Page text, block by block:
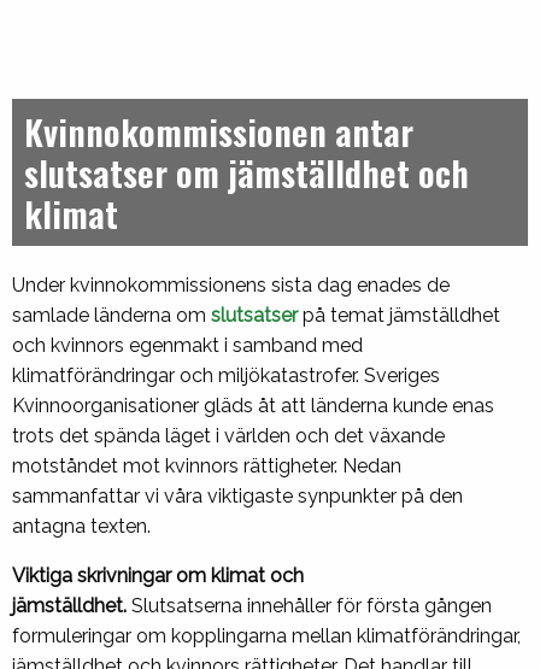
Kvinnokommissionen antar
slutsatser om jämställdhet och
klimat
Under kvinnokommissionens sista dag enades de
samlade länderna om slutsatserpå temat jämställdhet
och kvinnors egenmakt i samband med
klimatförändringar och miljökatastrofer. Sveriges
Kvinnoorganisationer gläds åt att länderna kunde enas
trots det spända läget i världen och det växande
motståndet mot kvinnors rättigheter. Nedan
sammanfattar vi våra viktigaste synpunkter på den
antagna texten.
Viktiga skrivningar om klimat och
jämställdhet. Slutsatserna innehåller för första gången
formuleringar om kopplingarna mellan klimatförändringar,